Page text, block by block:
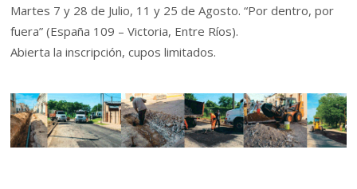
Martes 7 y 28 de Julio, 11 y 25 de Agosto. “Por dentro, por
fuera” (España 109 – Victoria, Entre Ríos).
Abierta la inscripción, cupos limitados.